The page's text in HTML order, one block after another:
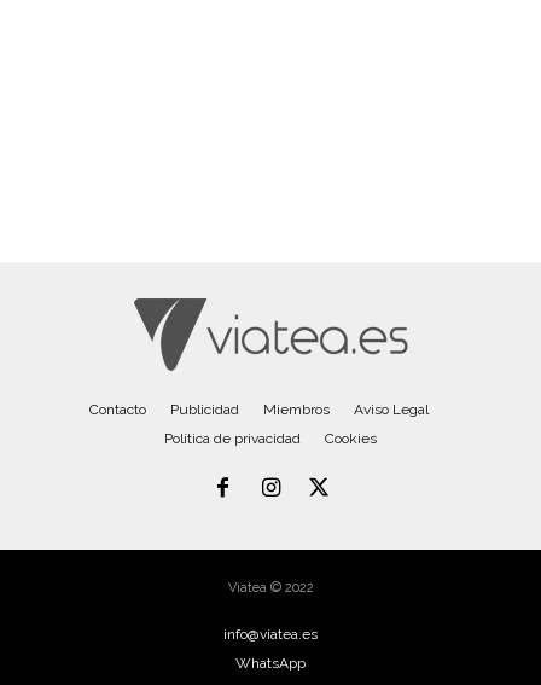
Contacto Publicidad Miembros
Aviso Legal
Política de privacidad
Cookies
Viatea © 2022
info@viatea.es
WhatsApp